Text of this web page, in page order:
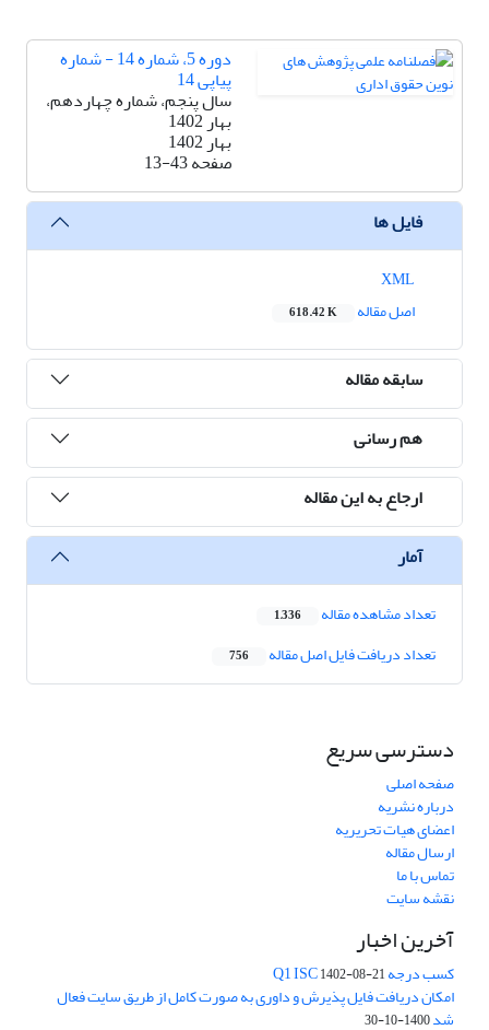
دوره 5، شماره 14 - شماره
پیاپی 14
سال پنجم، شماره چهاردهم،
بهار 1402
بهار 1402
صفحه13-43
فایل ها
اصل مقاله
618.42 K
سابقه مقاله
هم رسانی
ارجاع به این مقاله
آمار
تعداد مشاهده مقاله 1,336
تعداد دریافت فایل اصل مقاله 756
دسترسی سریع
صفحه اصلی
درباره نشریه
اعضای هیات تحریریه
ارسال مقاله
تماس با ما
نقشه سایت
آخرین اخبار
کسب درجه Q1 ISC1402-08-21
امکان دریافت فایل پذیرش و داوری به صورت کامل از طریق سایت فعال
شد1400-10-30